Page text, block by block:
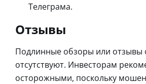
Телеграма.
Отзывы
Подлинные обзоры или отзывы
отсутствуют. Инвесторам
осторожными, поскольку